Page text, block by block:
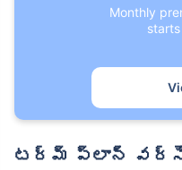
Monthly
టర్మ్ ప్లాన్ వర్సెస్ ఇన్వెస్ట్‌మెంట్